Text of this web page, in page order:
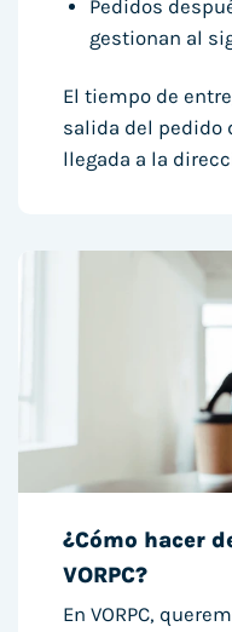
Pedidos
gestionan al
El tiempo de
salida del pedido
llegada a la
¿Cómo hacer
VORPC?
En VORPC,